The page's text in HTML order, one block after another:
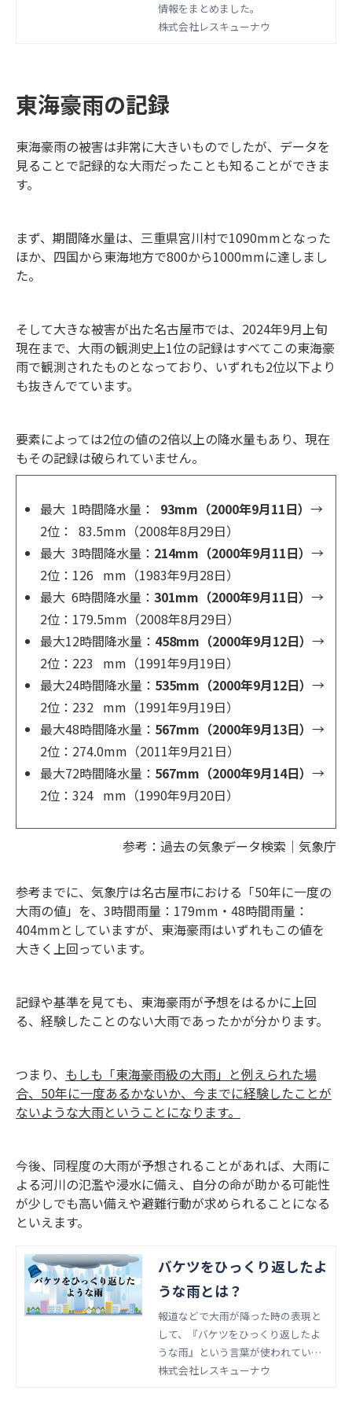
情報をまとめました。
株式会社レスキューナウ
東海豪雨の記録
東海豪雨の被害は非常に大きいものでしたが、データを
見ることで記録的な大雨だったことも知ることができま
す。
まず、期間降水量は、三重県宮川村で1090mmとなった
ほか、四国から東海地方で800から1000mmに達しまし
た。
そして大きな被害が出た名古屋市では、2024年9月上旬
現在まで、大雨の観測史上1位の記録はすべてこの東海豪
雨で観測されたものとなっており、いずれも2位以下より
も抜きんでています。
要素によっては2位の値の2倍以上の降水量もあり、現在
もその記録は破られていません。
最大 1時間降水量： 93mm（2000年9月11日） →
2位： 83.5mm（2008年8月29日）
最大 3時間降水量： 214mm（2000年9月11日） →
2位：126 mm（1983年9月28日）
最大 6時間降水量： 301mm（2000年9月11日） →
2位：179.5mm（2008年8月29日）
最大12時間降水量： 458mm（2000年9月12日） →
2位：223 mm（1991年9月19日）
最大24時間降水量： 535mm（2000年9月12日） →
2位：232 mm（1991年9月19日）
最大48時間降水量： 567mm（2000年9月13日） →
2位：274.0mm（2011年9月21日）
最大72時間降水量： 567mm（2000年9月14日） →
2位：324 mm（1990年9月20日）
参考：過去の気象データ検索｜気象庁
参考までに、気象庁は名古屋市における「50年に一度の
大雨の値」を、3時間雨量：179mm・48時間雨量：
404mmとしていますが、東海豪雨はいずれもこの値を
大きく上回っています。
記録や基準を見ても、東海豪雨が予想をはるかに上回
る、経験したことのない大雨であったかが分かります。
つまり、 もしも「東海豪雨級の大雨」と例えられた場
合、50年に一度あるかないか、今までに経験したことが
ないような大雨ということになります。
今後、同程度の大雨が予想されることがあれば、大雨に
よる河川の氾濫や浸水に備え、自分の命が助かる可能性
が少しでも高い備えや避難行動が求められることになる
といえます。
バケツをひっくり返したよ
うな雨とは？
報道などで大雨が降った時の表現と
して、『バケツをひっくり返したよ
うな雨』という言葉が使われている
のを見聞きすることがありますが、
株式会社レスキューナウ